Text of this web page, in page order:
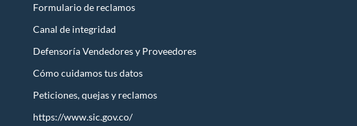
Formulario de reclamos
Canal de integridad
Defensoría Vendedores y Proveedores
Cómo cuidamos tus datos
Peticiones, quejas y reclamos
https://www.sic.gov.co/